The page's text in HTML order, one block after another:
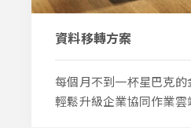
資料移轉方案
每個月不到一杯星巴克
輕鬆升級企業協同作業雲